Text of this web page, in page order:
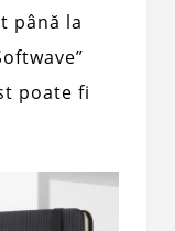
până la
poate fi